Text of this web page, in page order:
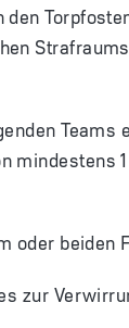
Teams
mindestens
beiden
zur